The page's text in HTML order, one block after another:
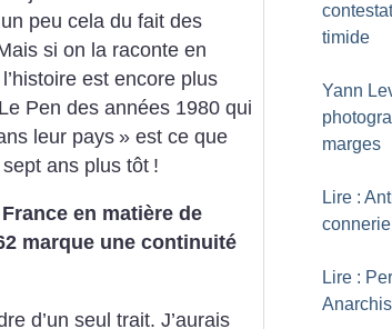
peu cela du fait des
si on la raconte en
est encore plus
Pen des années 1980 qui
leur pays » est ce que
ans plus tôt !
en matière de
marque une continuité
d’un seul trait. J’aurais
timide
Yann
marges
Lire :
Lire :